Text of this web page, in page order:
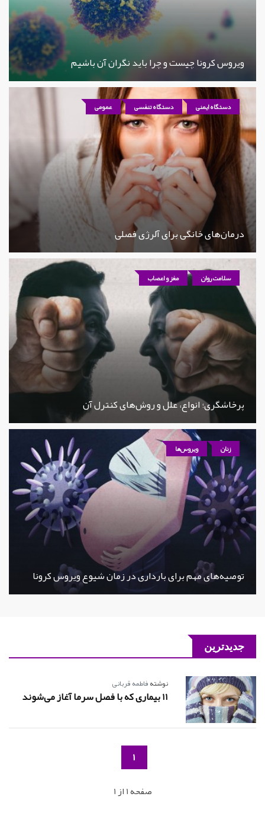
ویروس کرونا چیست و چرا باید نگران آن باشیم
دستگاه ایمنی دستگاه تنفسی عمومی
درمان‌های خانگی برای آلرژی فصلی
سلامت روان مغز و اعصاب
پرخاشگری؛ انواع، علل و روش‌های کنترل آن
زنان ویروس‌ها
توصیه‌های مهم برای بارداری در زمان شیوع ویروس کرونا
جدیدترین
نوشتهفاطمه قربانی
11 بیماری که با فصل سرما آغاز می‌شوند
1
صفحه 1 از 1